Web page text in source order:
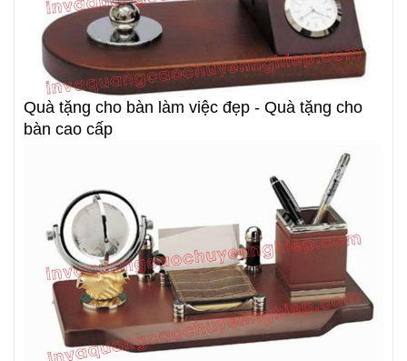
Quà tặng cho bàn làm việc đẹp - Quà tặng cho
bàn cao cấp